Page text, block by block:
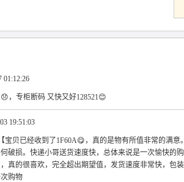
，专柜断码 又快又好128521😊
19:51:03
宝贝已经收到了1F60A😋，真的是物有所值非常的满
破损。快递小哥送货速度快，总体来说是一次愉快的
真的很喜欢，完全超出期望值，发货速度非常快，包
购物